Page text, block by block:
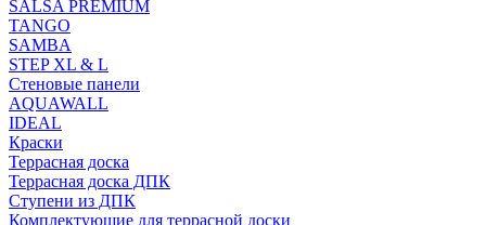
SALSA PREMIUM
TANGO
SAMBA
STEP XL & L
Стеновые панели
AQUAWALL
IDEAL
Краски
Террасная доска
Террасная доска ДПК
Ступени из ДПК
Комплектующие для террасной доски